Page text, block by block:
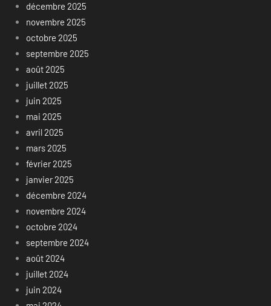
décembre 2025
novembre 2025
octobre 2025
septembre 2025
août 2025
juillet 2025
juin 2025
mai 2025
avril 2025
mars 2025
février 2025
janvier 2025
décembre 2024
novembre 2024
octobre 2024
septembre 2024
août 2024
juillet 2024
juin 2024